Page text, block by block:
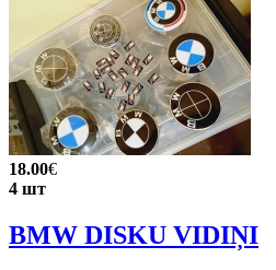
18.00€
4 шт
BMW DISKU VIDIŅI